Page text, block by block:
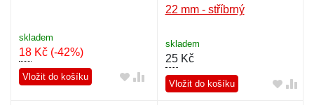
skladem
18 Kč (-42%)
Vložit do košíku
22 mm - stříbrný
skladem
25Kč
Vložit do košíku